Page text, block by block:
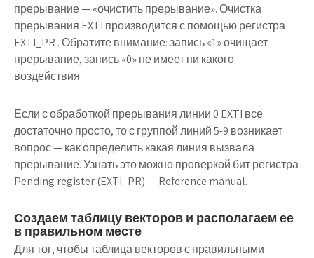
прерывание — «очистить прерывание». Очистка
прерывания EXTI производится с помощью регистра
EXTI_PR . Обратите внимание: запись «1» очищает
прерывание, запись «0» не имеет ни какого
воздействия.
Если с обработкой прерывания линии 0 EXTI все
достаточно просто, то с группой линий 5-9 возникает
вопрос — как определить какая линия вызвала
прерывание. Узнать это можно проверкой бит регистра
Pending register (EXTI_PR) — Reference manual.
Создаем таблицу векторов и располагаем ее
в правильном месте
Для тог, чтобы таблица векторов с правильными